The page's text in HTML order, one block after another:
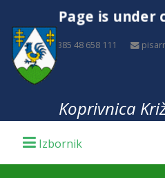
Page is under
+385 48 658 111
Koprivnica